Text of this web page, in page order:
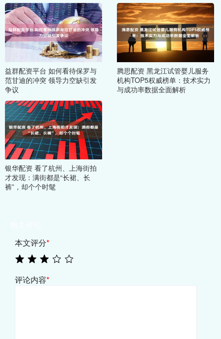
益群配资平台 如何看待保罗与
范甘迪的冲突 领导力空缺引发
争议
腾思配资 黑龙江试管婴儿服务
机构TOP5权威榜单：技术实力
与成功率数据全面解析
银华配资 看了杭州、上海街拍
才发现：满街都是“长裙、长
裤”，却个个时髦
本文评分*
评论内容*